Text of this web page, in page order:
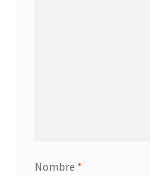
Nombre *